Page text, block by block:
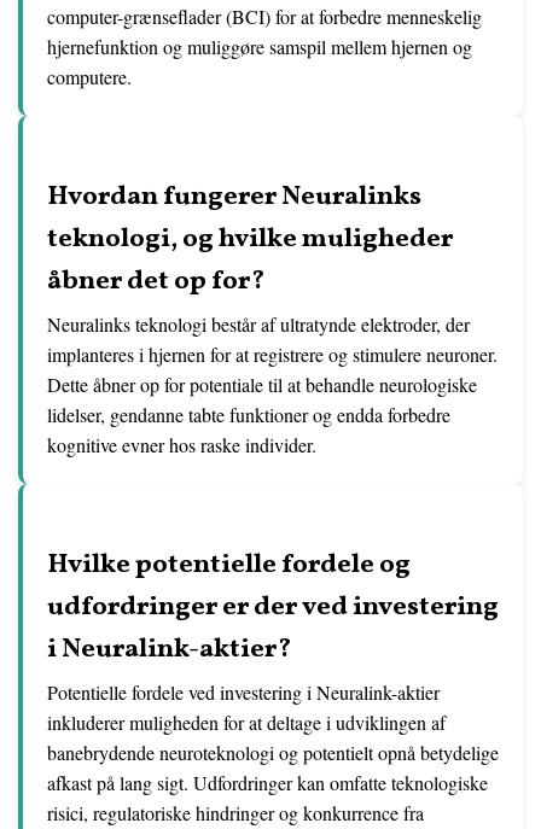
computer-grænseflader (BCI) for at forbedre menneskelig
hjernefunktion og muliggøre samspil mellem hjernen og
computere.
Hvordan fungerer Neuralinks
teknologi, og hvilke muligheder
åbner det op for?
Neuralinks teknologi består af ultratynde elektroder, der
implanteres i hjernen for at registrere og stimulere neuroner.
Dette åbner op for potentiale til at behandle neurologiske
lidelser, gendanne tabte funktioner og endda forbedre
kognitive evner hos raske individer.
Hvilke potentielle fordele og
udfordringer er der ved investering
i Neuralink-aktier?
Potentielle fordele ved investering i Neuralink-aktier
inkluderer muligheden for at deltage i udviklingen af
banebrydende neuroteknologi og potentielt opnå betydelige
afkast på lang sigt. Udfordringer kan omfatte teknologiske
risici, regulatoriske hindringer og konkurrence fra